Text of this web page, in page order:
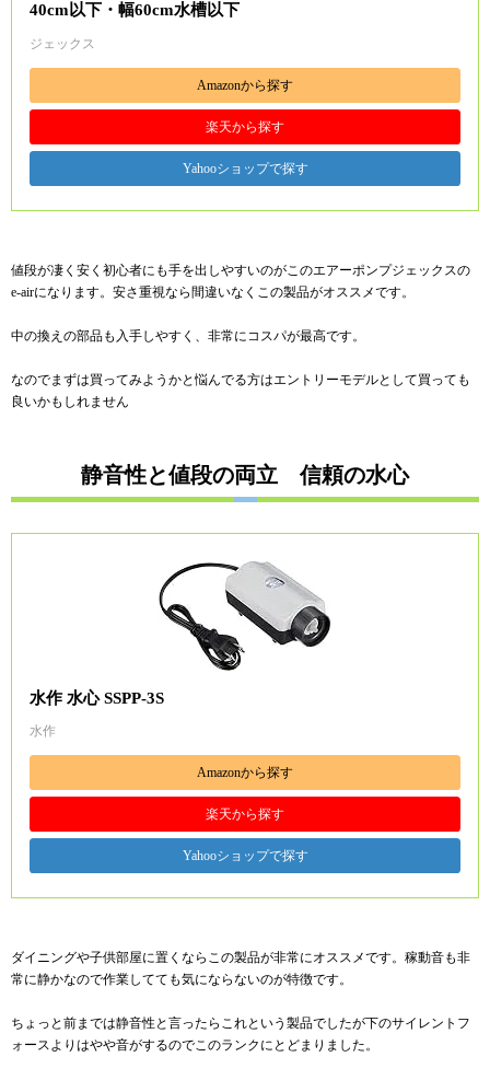
40cm以下・幅60cm水槽以下
ジェックス
Amazonから探す
楽天から探す
Yahooショップで探す
値段が凄く安く初心者にも手を出しやすいのがこのエアーポンプジェックスの
e-airになります。安さ重視なら間違いなくこの製品がオススメです。
中の換えの部品も入手しやすく、非常にコスパが最高です。
なのでまずは買ってみようかと悩んでる方はエントリーモデルとして買っても
良いかもしれません
静音性と値段の両立 信頼の水心
水作 水心 SSPP-3S
水作
Amazonから探す
楽天から探す
Yahooショップで探す
ダイニングや子供部屋に置くならこの製品が非常にオススメです。稼動音も非
常に静かなので作業してても気にならないのが特徴です。
ちょっと前までは静音性と言ったらこれという製品でしたが下のサイレントフ
ォースよりはやや音がするのでこのランクにとどまりました。